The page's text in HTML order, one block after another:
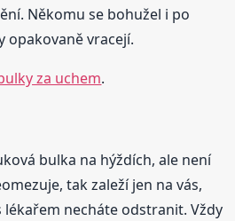
Někomu se bohužel i po
opakovaně vracejí.
za uchem.
bulka na hýždích, ale není
tak zaleží jen na vás,
lékařem necháte odstranit. Vždy